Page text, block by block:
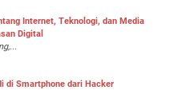
Internet, Teknologi, dan Media
Digital
di Smartphone dari Hacker